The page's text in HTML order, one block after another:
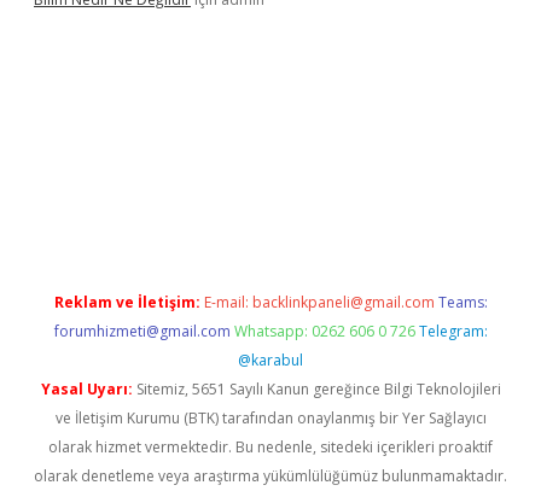
Reklam ve İletişim: E-mail: backlinkpaneli@gmail.com Teams:
forumhizmeti@gmail.com Whatsapp: 0262 606 0 726 Telegram:
@karabul
Yasal Uyarı: Sitemiz, 5651 Sayılı Kanun gereğince Bilgi Teknolojileri
ve İletişim Kurumu (BTK) tarafından onaylanmış bir Yer Sağlayıcı
olarak hizmet vermektedir. Bu nedenle, sitedeki içerikleri proaktif
olarak denetleme veya araştırma yükümlülüğümüz bulunmamaktadır.